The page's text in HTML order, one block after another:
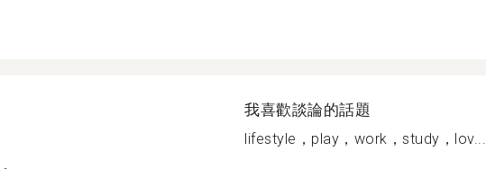
我喜歡談論的話題
lifestyle，play，work，study，lov...